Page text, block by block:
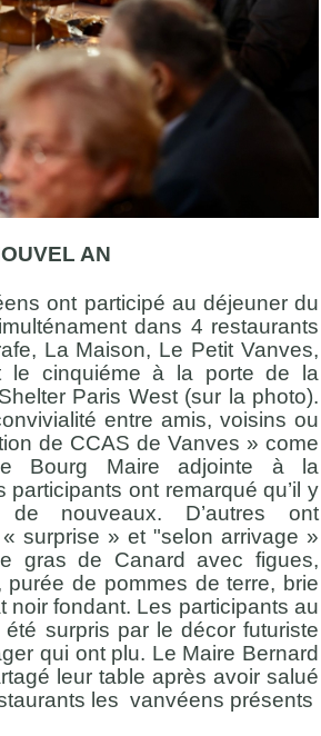
AN
ont participé au déjeuner du
dans 4 restaurants
La Maison, Le Petit Vanves,
le cinquiéme à la porte de la
Paris West (sur la photo).
entre amis, voisins ou
de CCAS de Vanves » come
Bourg Maire adjointe à la
participants ont remarqué qu’il y
de nouveaux. D’autres ont
surprise » et "selon arrivage »
gras de Canard avec figues,
purée de pommes de terre, brie
noir fondant. Les participants au
surpris par le décor futuriste
qui ont plu. Le Maire Bernard
leur table après avoir salué
les vanvéens présents